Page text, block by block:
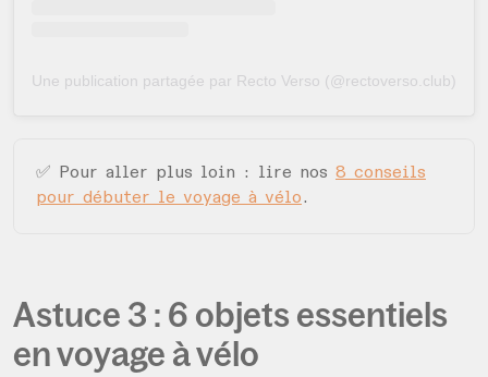
Une publication partagée par Recto Verso (@rectoverso.club)
✅ Pour aller plus loin : lire nos 8 conseils
pour débuter le voyage à vélo.
Astuce 3 : 6 objets essentiels
en voyage à vélo